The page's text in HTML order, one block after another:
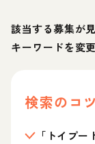
該当する募集が
キーワードを変
検索のコツ
「トイプ